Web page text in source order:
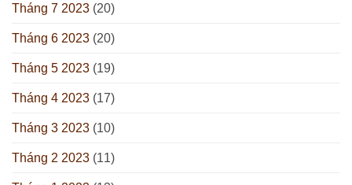
Tháng 7 2023 (20)
Tháng 6 2023 (20)
Tháng 5 2023 (19)
Tháng 4 2023 (17)
Tháng 3 2023 (10)
Tháng 2 2023 (11)